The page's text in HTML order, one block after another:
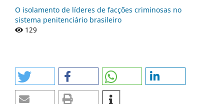
O isolamento de líderes de facções criminosas no
sistema penitenciário brasileiro
129